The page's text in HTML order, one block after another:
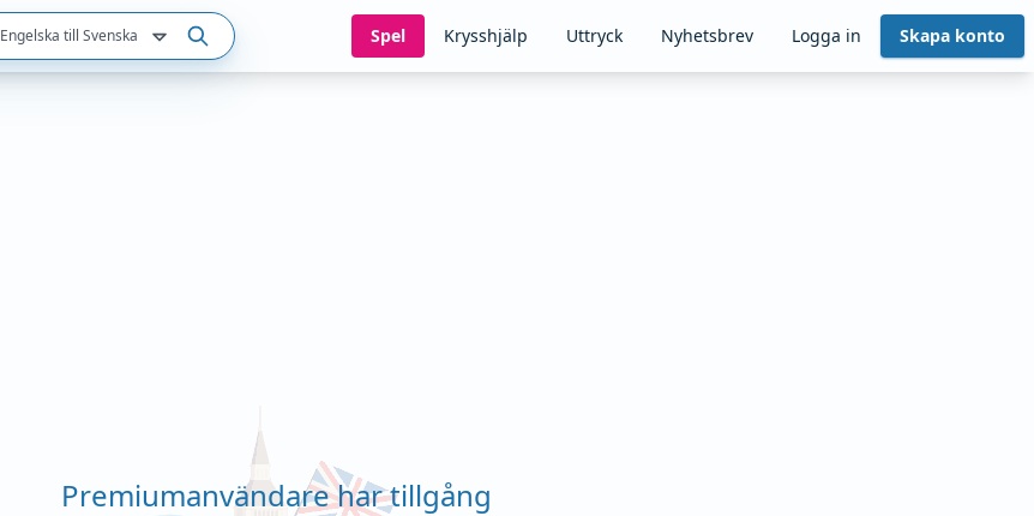
Engelska till Svenska Spel Krysshjälp Uttryck Nyhetsbrev Logga in Skapa konto
Premiumanvändare har tillgång